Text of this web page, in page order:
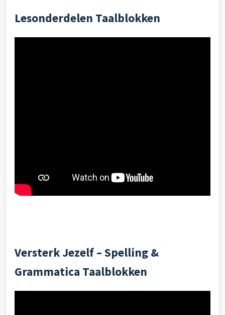
Lesonderdelen Taalblokken
Versterk Jezelf – Spelling &
Grammatica Taalblokken